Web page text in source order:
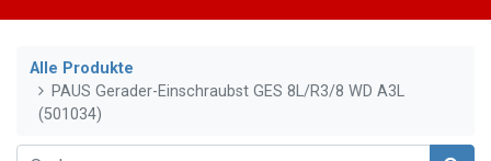
Alle Produkte
PAUS Gerader-Einschraubst GES 8L/R3/8 WD A3L
(501034)